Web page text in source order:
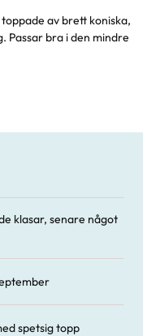
av brett koniska,
Passar bra i den mindre
klasar, senare något
spetsig topp